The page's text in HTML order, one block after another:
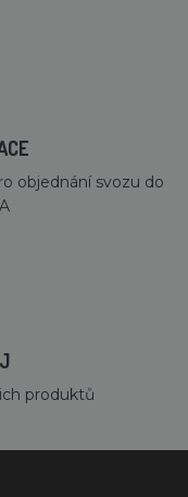
objednání svozu do
produktů